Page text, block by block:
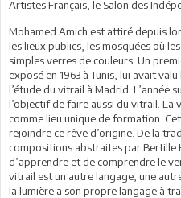
Artistes Français, le Salon des
Mohamed Amich est attiré depuis
les lieux publics, les mosquées où
simples verres de couleurs. Un
exposé en 1963 à Tunis, lui avait
l’étude du vitrail à Madrid. L’année
l’objectif de faire aussi du vitrail. La
comme lieu unique de formation.
rejoindre ce rêve d’origine. De la
compositions abstraites par Bertille
d’apprendre et de comprendre le
vitrail est un autre langage, une
la lumière a son propre langage à